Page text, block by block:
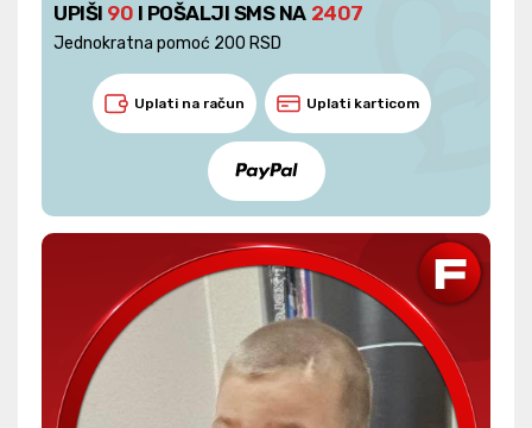
UPIŠI 90 I POŠALJI SMS NA 2407
Jednokratna pomoć 200 RSD
Uplati na račun Uplati karticom